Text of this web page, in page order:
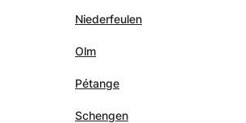
Niederfeulen
Olm
Pétange
Schengen